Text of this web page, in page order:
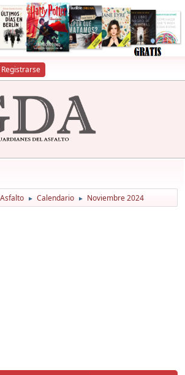
Registrarse
► Calendario ► Noviembre 2024